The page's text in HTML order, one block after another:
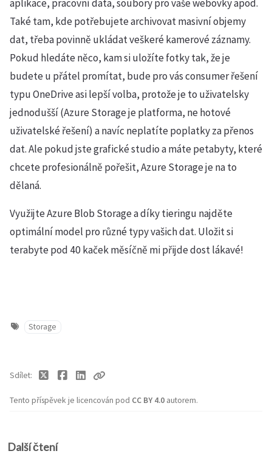
aplikace, pracovní data, soubory pro vaše webovky apod.
Také tam, kde potřebujete archivovat masivní objemy
dat, třeba povinně ukládat veškeré kamerové záznamy.
Pokud hledáte něco, kam si uložíte fotky tak, že je
budete u přátel promítat, bude pro vás consumer řešení
typu OneDrive asi lepší volba, protože je to uživatelsky
jednodušší (Azure Storage je platforma, ne hotové
uživatelské řešení) a navíc neplatíte poplatky za přenos
dat. Ale pokud jste grafické studio a máte petabyty, které
chcete profesionálně pořešit, Azure Storage je na to
dělaná.
Využijte Azure Blob Storage a díky tieringu najděte
optimální model pro různé typy vašich dat. Uložit si
terabyte pod 40 kaček měsíčně mi přijde dost lákavé!
Storage
Tento příspěvek je licencován pod CC BY 4.0 autorem.
Sdílet
Další čtení